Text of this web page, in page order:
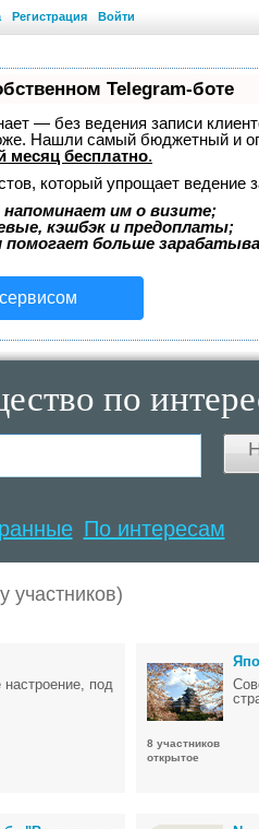
Регистрация Войти
Telegram-боте
— без ведения записи
Нашли самый бюджетный и
месяц бесплатно.
который упрощает ведение
им о визите;
кэшбэк и предоплаты;
помогает больше
по
По интересам
участников)
под
8 участников
открытое